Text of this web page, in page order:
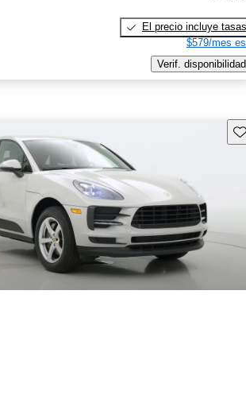
El precio incluye tasas
$579/mes
Verif. disponibilidad